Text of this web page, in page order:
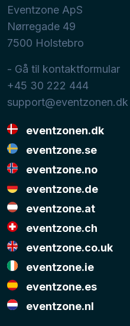
Eventzone ApS
Nørregade 49
7500 Holstebro
- Gå til kontaktformular
+45 30 222 444
support@eventzonen.dk
eventzonen.dk
eventzone.se
eventzone.no
eventzone.de
eventzone.at
eventzone.ch
eventzone.co.uk
eventzone.ie
eventzone.es
eventzone.nl